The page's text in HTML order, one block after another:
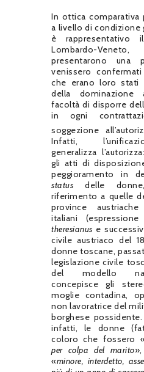
In ottica comparativa
a livello di condizione
è
Lombardo-
presentarono una
venissero
che erano loro stati
della dominazione
facoltà di disporre
in ogni
soggezione
Infatti,
generalizza
gli atti di
peggioramento in
statusdelle
riferimento a quelle
province
italiani
theresianus e
civile austriaco del
donne toscane,
legislazione civile
del modello
concepisce gli
moglie contadina,
non lavoratrice del
borghese possidente.
infatti, le donne
coloro che fossero
per colpa del marito
«minore, interdetto,